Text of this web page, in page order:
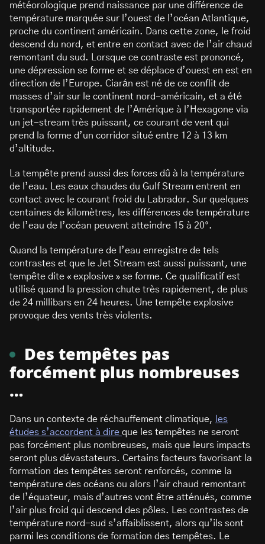
météorologique prend naissance par une différence de
température marquée sur l’ouest de l’océan Atlantique,
proche du continent américain. Dans cette zone, le froid
descend du nord, et entre en contact avec de l’air chaud
remontant du sud. Lorsque ce contraste est prononcé,
une dépression se forme et se déplace d’ouest en est en
direction de l’Europe. Ciarán est né de ce conflit de
masses d’air sur le continent nord-américain, et a été
transportée rapidement de l’Amérique à l’Hexagone via
un jet-stream très puissant, ce courant de vent qui
prend la forme d’un corridor situé entre 12 à 13 km
d’altitude.
La tempête prend aussi des forces dû à la température
de l’eau. Les eaux chaudes du Gulf Stream entrent en
contact avec le courant froid du Labrador. Sur quelques
centaines de kilomètres, les différences de température
de l’eau de l’océan peuvent atteindre 15 à 20°.
Quand la température de l’eau enregistre de tels
contrastes et que le Jet Stream est aussi puissant, une
tempête dite « explosive » se forme. Ce qualificatif est
utilisé quand la pression chute très rapidement, de plus
de 24 millibars en 24 heures. Une tempête explosive
provoque des vents très violents.
Des tempêtes pas
forcément plus nombreuses
…
Dans un contexte de réchauffement climatique,
les
études s’accordent à dire que les tempêtes ne seront
pas forcément plus nombreuses, mais que leurs impacts
seront plus dévastateurs. Certains facteurs favorisant la
formation des tempêtes seront renforcés, comme la
température des océans ou alors l’air chaud remontant
de l’équateur, mais d’autres vont être atténués, comme
l’air plus froid qui descend des pôles. Les contrastes de
température nord-sud s’affaiblissent, alors qu’ils sont
parmi les conditions de formation des tempêtes. Le